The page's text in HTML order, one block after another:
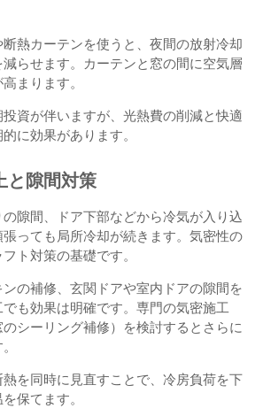
熱カーテンを使うと、夜間の放射冷却
らせます。カーテンと窓の間に空気層
まります。
資が伴いますが、光熱費の削減と快適
に効果があります。
と隙間対策
隙間、ドア下部などから冷気が入り込
っても局所冷却が続きます。気密性の
ト対策の基礎です。
の補修、玄関ドアや室内ドアの隙間を
も効果は明確です。専門の気密施工
のシーリング補修）を検討するとさらに
を同時に見直すことで、冷房負荷を下
保てます。